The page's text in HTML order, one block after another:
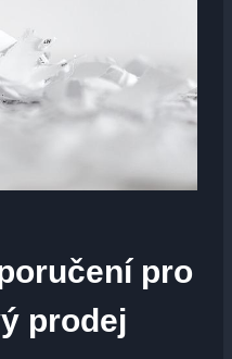
‌pro
prodej